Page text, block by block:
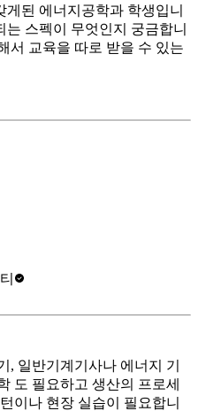
된 에너지공학과 학생입니
스펙이 무엇인지 궁금합니
서 교육을 따로 받을 수 있는
, 일반기계기사나 에너지 기
도 필요하고 생산의 프로세
이나 현장 실습이 필요합니